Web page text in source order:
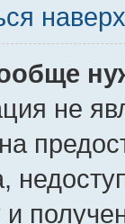
наверх
не
и